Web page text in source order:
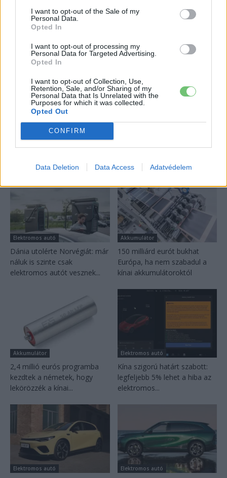
I want to opt-out of the Sale of my
Personal Data.
Opted In
I want to opt-out of processing my
Personal Data for Targeted Advertising.
Opted In
I want to opt-out of Collection, Use,
Retention, Sale, and/or Sharing of my
Personal Data that Is Unrelated with the
Purposes for which it was collected.
Opted Out
CONFIRM
Data Deletion Data Access Adatvédelem
A Leapmotor átlépte a 100 ezres
2026-08-05
ok, amiért...
2026-08-04
Továbbiak
Elektromos autó
Dánia utolérte Norvégiát: már
náluk is szinte csak
elektromos autót vesznek...
Akkumulátor
150 milliárd eurót bukhat
Európa, ha nem szabadul a
kínai akkumulátoroktól
Akkumulátor
2,4 millió eurós programba
kezdtek a németek, hogy
lekörözzék a kínai...
Elektromos autó
Kína szigorú határt szabott:
legfeljebb 5% lehet a hiba az
elektromos...
Elektromos autó Elektromos autó